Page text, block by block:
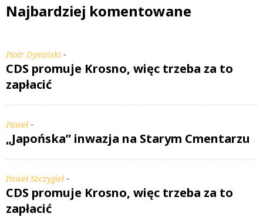
Najbardziej komentowane
Piotr Dymiński -
CDS promuje Krosno, więc trzeba za to
zapłacić
Paweł -
„Japońska” inwazja na Starym Cmentarzu
Paweł Szczygieł -
CDS promuje Krosno, więc trzeba za to
zapłacić